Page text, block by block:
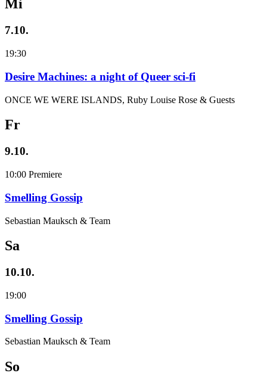
Mi
7.10.
19:30
Desire Machines: a night of Queer sci-fi
ONCE WE WERE ISLANDS, Ruby Louise Rose & Guests
Fr
9.10.
10:00 Premiere
Smelling Gossip
Sebastian Mauksch & Team
Sa
10.10.
19:00
Smelling Gossip
Sebastian Mauksch & Team
So